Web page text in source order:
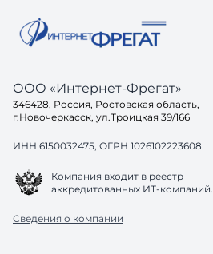
ООО «Интернет-Фрегат»
346428, Россия, Ростовская область,
г.Новочеркасск, ул.Троицкая 39/166
ИНН 6150032475, ОГРН 1026102223608
Компания входит в реестр
аккредитованных ИТ-компаний.
Сведения о компании